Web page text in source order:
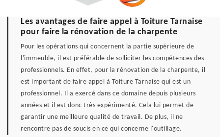
Les avantages de faire appel à Toiture Tarnaise
pour faire la rénovation de la charpente
Pour les opérations qui concernent la partie supérieure de
l'immeuble, il est préférable de solliciter les compétences des
professionnels. En effet, pour la rénovation de la charpente, il
est important de faire appel à Toiture Tarnaise qui est un
professionnel. Il a exercé dans ce domaine depuis plusieurs
années et il est donc très expérimenté. Cela lui permet de
garantir une meilleure qualité de travail. De plus, il ne
rencontre pas de soucis en ce qui concerne l'outillage.